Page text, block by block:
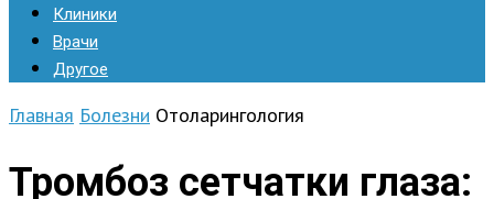
Клиники
Врачи
Другое
Главная Болезни Отоларингология
Тромбоз сетчатки глаза: